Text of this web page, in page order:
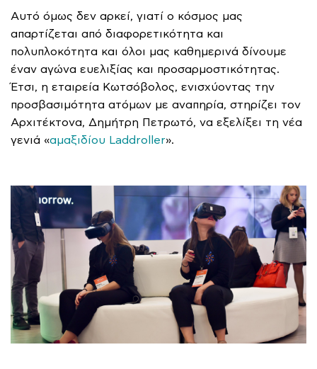
Αυτό όμως δεν αρκεί, γιατί ο κόσμος μας
απαρτίζεται από διαφορετικότητα και
πολυπλοκότητα και όλοι μας καθημερινά δίνουμε
έναν αγώνα ευελιξίας και προσαρμοστικότητας.
Έτσι, η εταιρεία Κωτσόβολος, ενισχύοντας την
προσβασιμότητα ατόμων με αναπηρία, στηρίζει τον
Αρχιτέκτονα, Δημήτρη Πετρωτό, να εξελίξει τη νέα
γενιά «αμαξιδίου Laddroller».